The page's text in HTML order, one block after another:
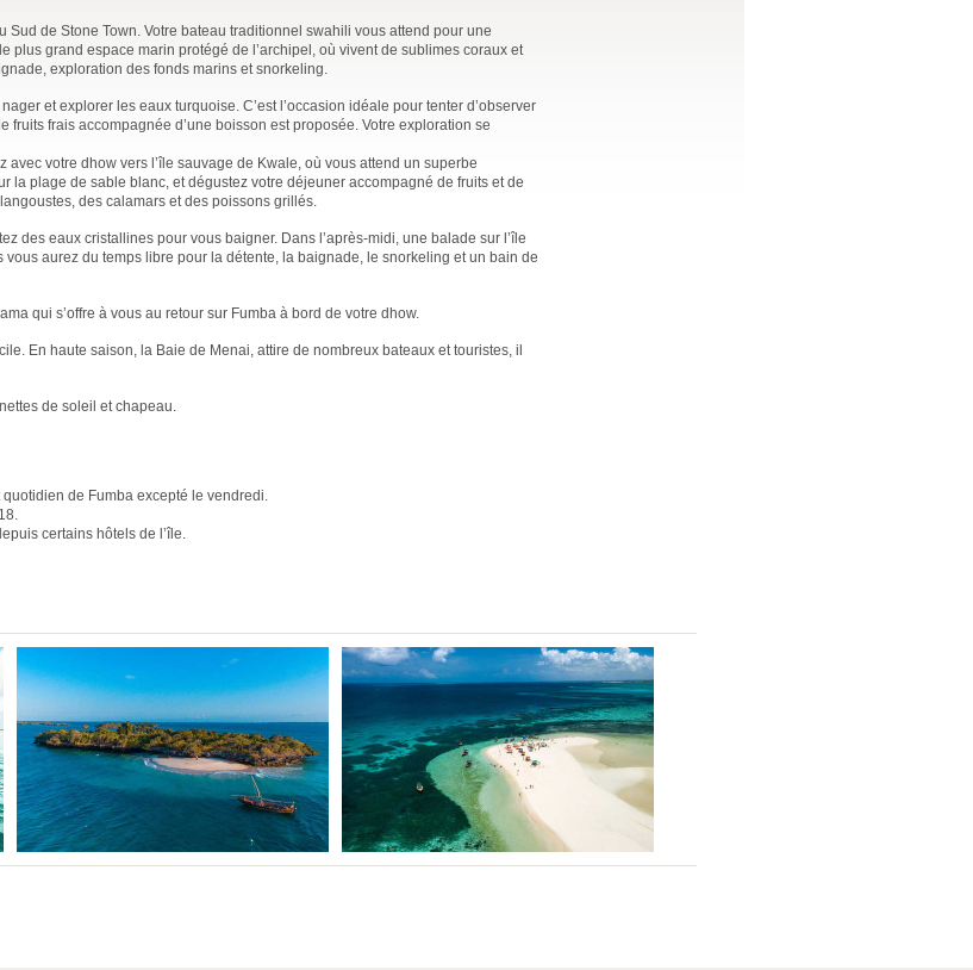
Sud de Stone Town. Votre bateau traditionnel swahili vous attend pour une
plus grand espace marin protégé de l’archipel, où vivent de sublimes coraux et
exploration des fonds marins et snorkeling.
et explorer les eaux turquoise. C’est l’occasion idéale pour tenter d’observer
fruits frais accompagnée d’une boisson est proposée. Votre exploration se
votre dhow vers l’île sauvage de Kwale, où vous attend un superbe
la plage de sable blanc, et dégustez votre déjeuner accompagné de fruits et de
des calamars et des poissons grillés.
des eaux cristallines pour vous baigner. Dans l’après-midi, une balade sur l’île
aurez du temps libre pour la détente, la baignade, le snorkeling et un bain de
qui s’offre à vous au retour sur Fumba à bord de votre dhow.
En haute saison, la Baie de Menai, attire de nombreux bateaux et touristes, il
de soleil et chapeau.
de Fumba excepté le vendredi.
certains hôtels de l’île.